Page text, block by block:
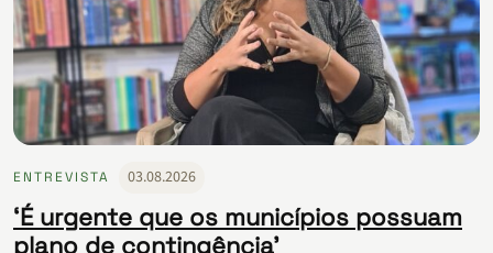
ENTREVISTA 03.08.2026
‘É urgente que os municípios possuam
plano de contingência’